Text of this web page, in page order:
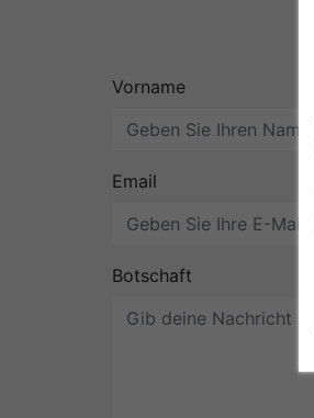
Vorname
Email
Botschaft